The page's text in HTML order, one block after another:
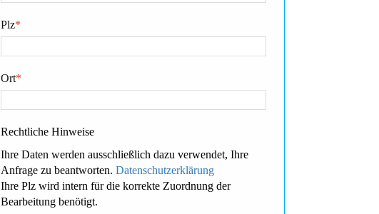
*
Plz
*
Ort
Rechtliche Hinweise
Ihre Daten werden ausschließlich dazu verwendet, Ihre
Anfrage zu beantworten. Datenschutzerklärung
Ihre Plz wird intern für die korrekte Zuordnung der
Bearbeitung benötigt.